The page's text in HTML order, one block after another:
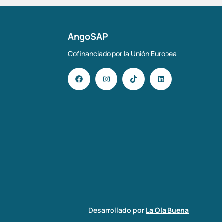
AngoSAP
Cofinanciado por la Unión Europea
Desarrollado por La Ola Buena